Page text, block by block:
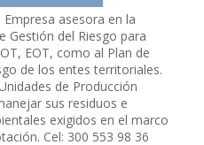
asesora en la
Gestión del Riesgo para
EOT, como al Plan de
de los entes territoriales.
de Producción
sus residuos e
exigidos en el marco
Cel: 300 553 98 36